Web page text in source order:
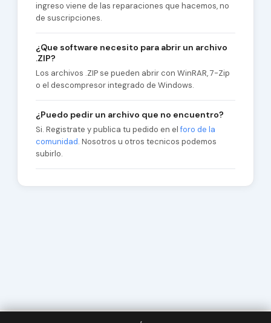
ingreso viene de las reparaciones que hacemos, no
de suscripciones.
¿Que software necesito para abrir un archivo
.ZIP?
Los archivos .ZIP se pueden abrir con WinRAR, 7-Zip
o el descompresor integrado de Windows.
¿Puedo pedir un archivo que no encuentro?
Si. Registrate y publica tu pedido en elforo de la
comunidad. Nosotros u otros tecnicos podemos
subirlo.